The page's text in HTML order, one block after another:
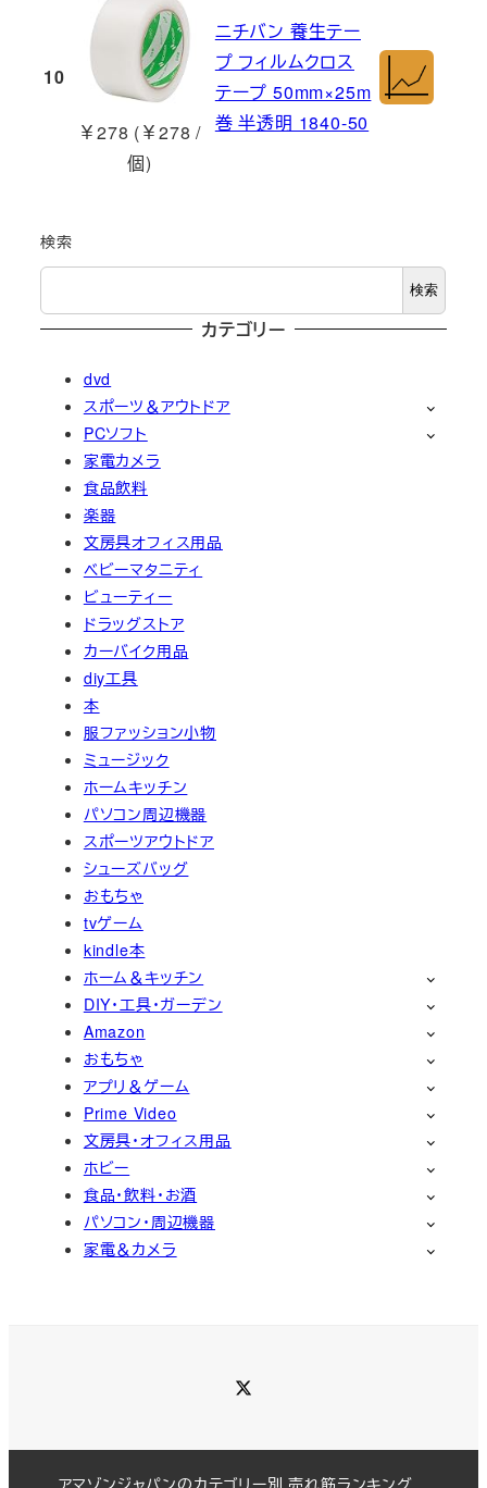
10
￥278 (￥278 /
個)
ニチバン 養生テー
プ フィルムクロス
テープ 50mm×25m
巻 半透明 1840-50
検索
検索
カテゴリー
dvd
スポーツ＆アウトドア
PCソフト
家電カメラ
食品飲料
楽器
文房具オフィス用品
ベビーマタニティ
ビューティー
ドラッグストア
カーバイク用品
diy工具
本
服ファッション小物
ミュージック
ホームキッチン
パソコン周辺機器
スポーツアウトドア
シューズバッグ
おもちゃ
tvゲーム
kindle本
ホーム＆キッチン
DIY・工具・ガーデン
Amazon
おもちゃ
アプリ＆ゲーム
Prime Video
文房具・オフィス用品
ホビー
食品・飲料・お酒
パソコン・周辺機器
家電＆カメラ
アマゾンジャパンのカテゴリー別 売れ筋ランキング